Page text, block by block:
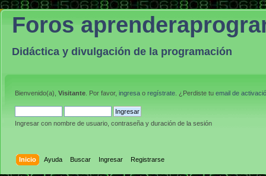
Foros
Didáctica y divulgación de la programación
Bienvenido(a), Visitante . Por favor, ingresa o regístrate . ¿Perdiste tu email de
Ingresar con nombre de usuario, contraseña y duración de la sesión
Inicio Ayuda Buscar Ingresar Registrarse